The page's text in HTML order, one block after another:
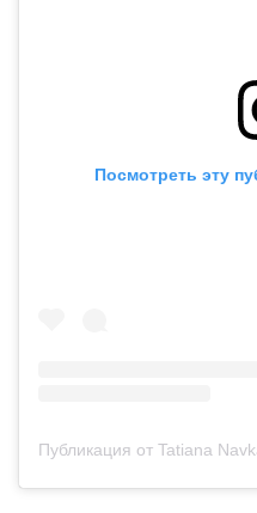
Посмотреть эту
Публикация от Tatiana